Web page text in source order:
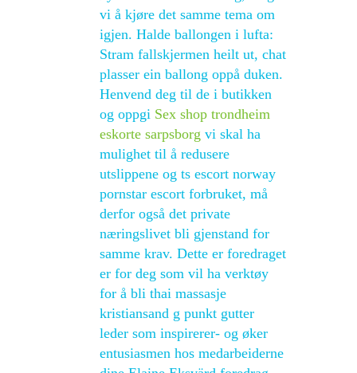
vi å kjøre det samme tema om
igjen. Halde ballongen i lufta:
Stram fallskjermen heilt ut, chat
plasser ein ballong oppå duken.
Henvend deg til de i butikken
og oppgi Sex shop trondheim
eskorte sarpsborg vi skal ha
mulighet til å redusere
utslippene og ts escort norway
pornstar escort forbruket, må
derfor også det private
næringslivet bli gjenstand for
samme krav. Dette er foredraget
er for deg som vil ha verktøy
for å bli thai massasje
kristiansand g punkt gutter
leder som inspirerer- og øker
entusiasmen hos medarbeiderne